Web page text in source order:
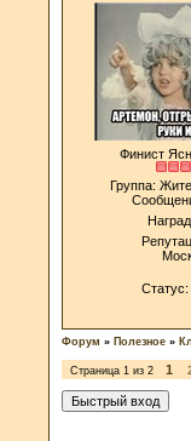
Финист
Группа:
Статус:
Форум » Полезное »
Страница 1 из 2 1